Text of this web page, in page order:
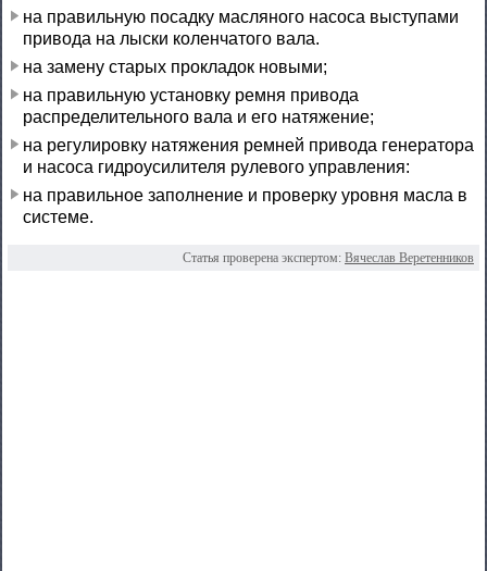
на правильную посадку масляного насоса выступами
привода на лыски коленчатого вала.
на замену старых прокладок новыми;
на правильную установку ремня привода
распределительного вала и его натяжение;
на регулировку натяжения ремней привода генератора
и насоса гидроусилителя рулевого управления:
на правильное заполнение и проверку уровня масла в
системе.
Статья проверена экспертом: Вячеслав Веретенников